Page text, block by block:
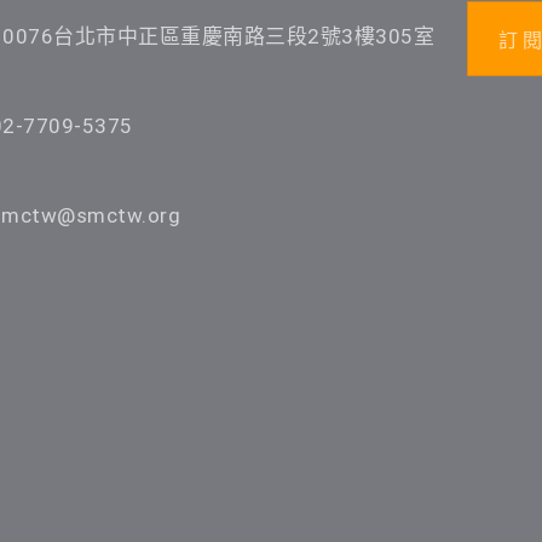
台北市中正區重慶南路三段2號3樓305室
7709-5375
訂